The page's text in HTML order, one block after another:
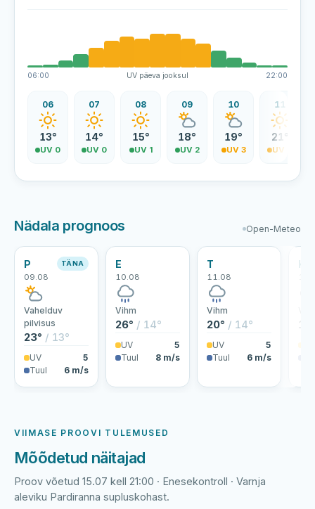
06:00 UV päeva jooksul 22:00
06
13°
UV 0
07
14°
UV 0
08
15°
UV 1
09
18°
UV 2
10
19°
UV 3
11
21°
UV 4
Nädala prognoos Open-Meteo
P
09.08
TÄNA
Vahelduv
pilvisus
23° / 13°
UV
5
Tuul
6 m/s
E
10.08
Vihm
26° / 14°
UV
5
Tuul
8 m/s
T
11.08
Vihm
20° / 14°
UV
5
Tuul
6 m/s
K
VIIMASE PROOVI TULEMUSED
Mõõdetud näitajad
Proov võetud 15.07 kell 21:00 · Enesekontroll · Varnja
aleviku Pardiranna supluskohast.